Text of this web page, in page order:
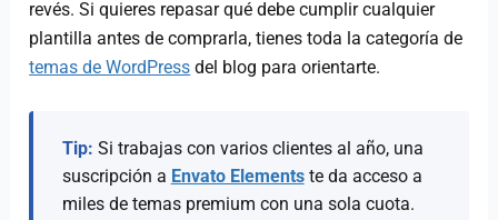
revés. Si quieres repasar qué debe cumplir cualquier
plantilla antes de comprarla, tienes toda la categoría de
temas de WordPress del blog para orientarte.
Tip: Si trabajas con varios clientes al año, una
suscripción a Envato Elementste da acceso a
miles de temas premium con una sola cuota.